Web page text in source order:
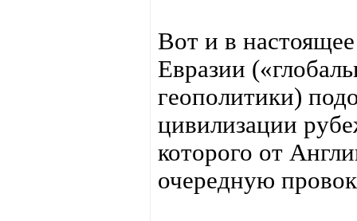
Вот и в
Евразии
геополитики)
цивилизации
которого от
очередную